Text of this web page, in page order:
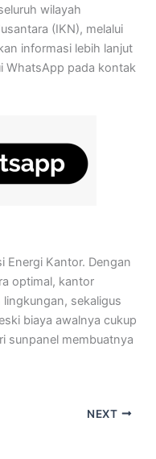
wilayah
(IKN), melalui
informasi lebih lanjut
WhatsApp pada kontak
Energi Kantor. Dengan
optimal, kantor
sekaligus
biaya awalnya cukup
sunpanel membuatnya
NEXT